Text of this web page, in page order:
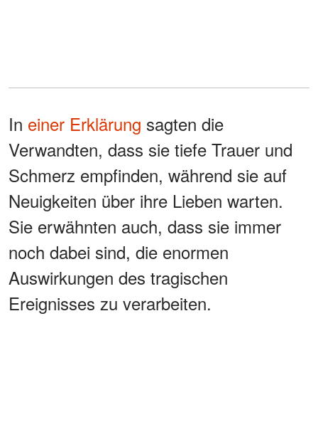
In einer Erklärung sagten die
Verwandten, dass sie tiefe Trauer und
Schmerz empfinden, während sie auf
Neuigkeiten über ihre Lieben warten.
Sie erwähnten auch, dass sie immer
noch dabei sind, die enormen
Auswirkungen des tragischen
Ereignisses zu verarbeiten.